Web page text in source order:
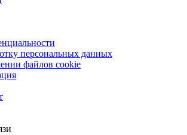
персональных данных
файлов cookie